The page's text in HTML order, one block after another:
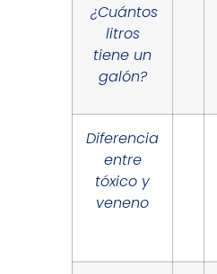
¿Cuántos
litros
tiene un
galón?
Diferencia
entre
tóxico y
veneno